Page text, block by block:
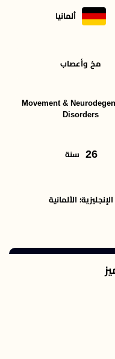
ألمانيا
مخ وأعصاب
Movement &
Disorders
26 سنة
الإنجليزية؛ الألمانية